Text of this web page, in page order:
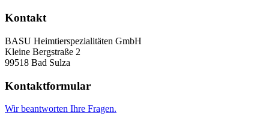
Kontakt
BASU Heimtierspezialitäten GmbH
Kleine Bergstraße 2
99518 Bad Sulza
Kontaktformular
Wir beantworten Ihre Fragen.